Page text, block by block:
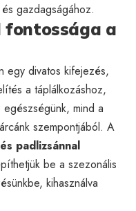
gazdagságához.
fontossága a
egy divatos kifejezés,
a táplálkozáshoz,
mind a
szempontjából. A
padlizsánnal
be a szezonális
kihasználva